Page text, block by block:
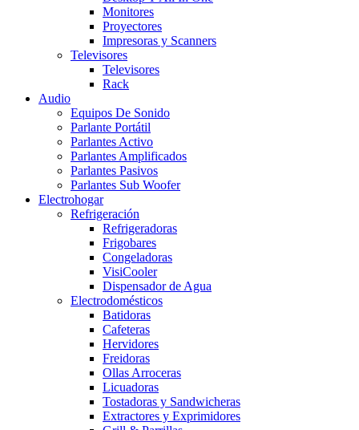
Monitores
Proyectores
Impresoras y Scanners
Televisores
Televisores
Rack
Audio
Equipos De Sonido
Parlante Portátil
Parlantes Activo
Parlantes Amplificados
Parlantes Pasivos
Parlantes Sub Woofer
Electrohogar
Refrigeración
Refrigeradoras
Frigobares
Congeladoras
VisiCooler
Dispensador de Agua
Electrodomésticos
Batidoras
Cafeteras
Hervidores
Freidoras
Ollas Arroceras
Licuadoras
Tostadoras y Sandwicheras
Extractores y Exprimidores